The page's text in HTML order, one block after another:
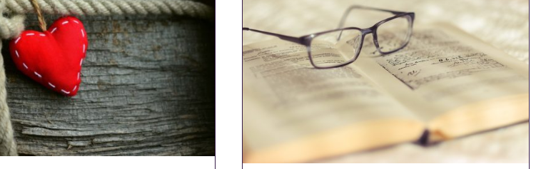
AJOUTER AU PANIER / DÉTAILS